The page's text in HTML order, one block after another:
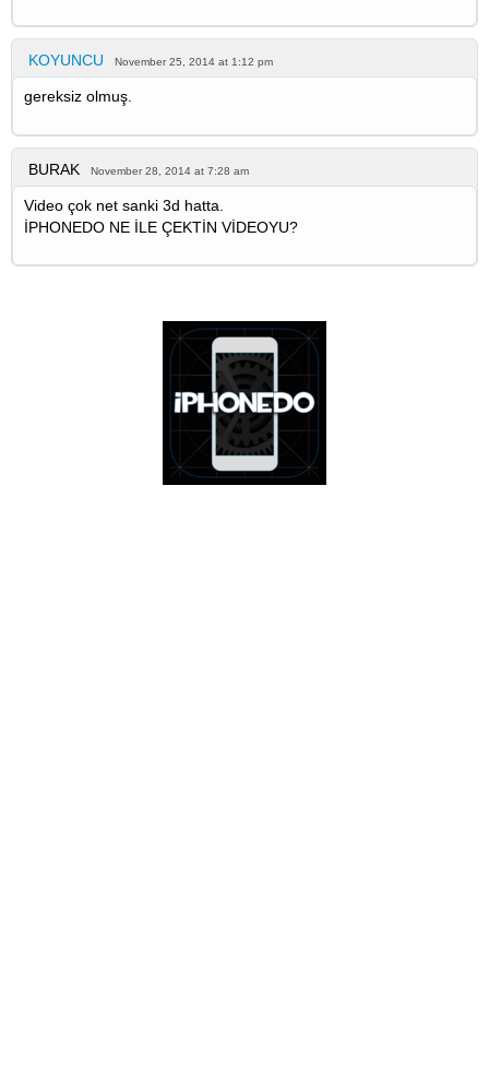
KOYUNCU November 25, 2014 at 1:12 pm
gereksiz olmuş.
BURAK November 28, 2014 at 7:28 am
Video çok net sanki 3d hatta.
İPHONEDO NE İLE ÇEKTİN VİDEOYU?